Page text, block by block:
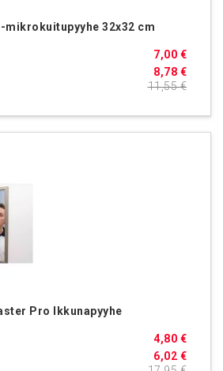
mikrokuitupyyhe 32x32 cm
8,78 €
7,00 €
11,55 €
Pro Ikkunapyyhe
6,02 €
4,80 €